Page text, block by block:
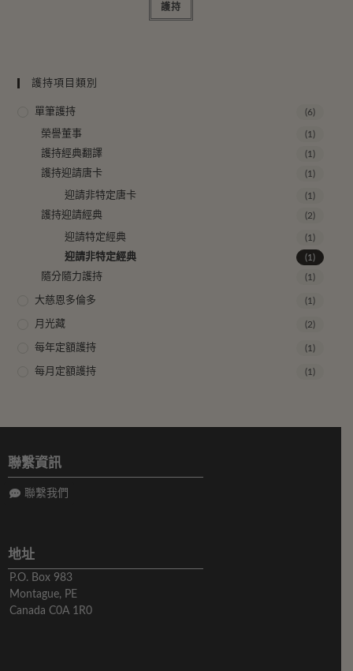
護持
護持項目類別
單筆護持 (6)
榮譽董事 (1)
護持經典翻譯 (1)
護持迎請唐卡 (1)
迎請非特定唐卡 (1)
護持迎請經典 (2)
迎請特定經典 (1)
迎請非特定經典 (1)
隨分隨力護持 (1)
大慈恩多倫多 (1)
月光藏 (2)
每年定額護持 (1)
每月定額護持 (1)
聯繫資訊
聯繫我們
地址
P.O. Box 983
Montague, PE
Canada C0A 1R0